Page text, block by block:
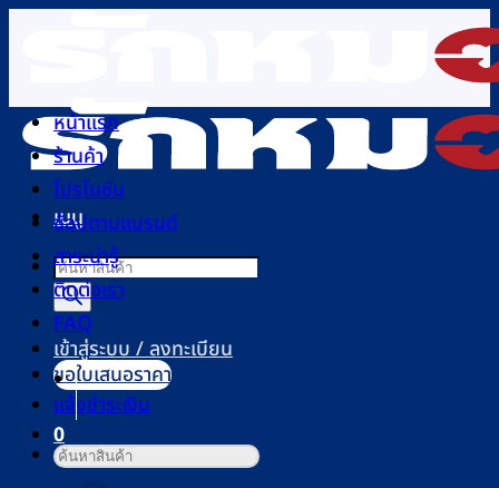
เนื้อหา
เมนู
Products
search
เข้าสู่ระบบ / ลงทะเบียน
0
ตะกร้าสินค้า
หน้าแรก
ร้านค้า
โปรโมชัน
ช้อปตามแบรนด์
สาระน่ารู้
ติดต่อเรา
FAQ
ขอใบเสนอราคา
แจ้งชำระเงิน
ค้นหา: